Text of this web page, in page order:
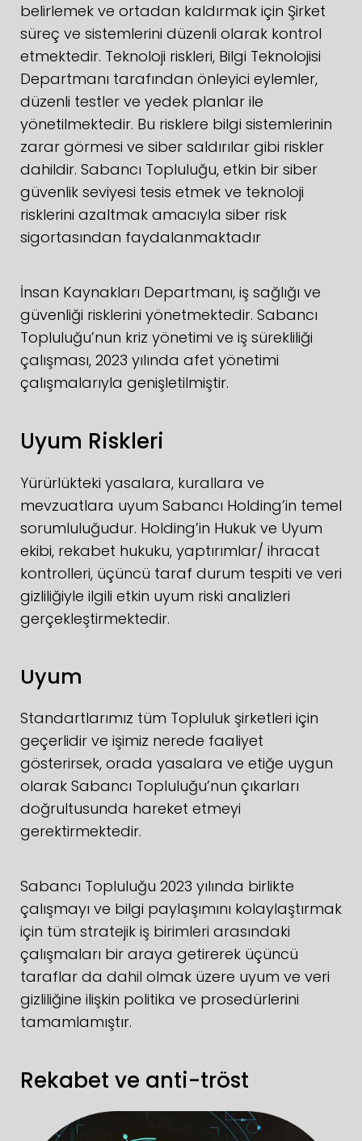
belirlemek ve ortadan kaldırmak için Şirket
süreç ve sistemlerini düzenli olarak kontrol
etmektedir. Teknoloji riskleri, Bilgi Teknolojisi
Departmanı tarafından önleyici eylemler,
düzenli testler ve yedek planlar ile
yönetilmektedir. Bu risklere bilgi sistemlerinin
zarar görmesi ve siber saldırılar gibi riskler
dahildir. Sabancı Topluluğu, etkin bir siber
güvenlik seviyesi tesis etmek ve teknoloji
risklerini azaltmak amacıyla siber risk
sigortasından faydalanmaktadır
İnsan Kaynakları Departmanı, iş sağlığı ve
güvenliği risklerini yönetmektedir. Sabancı
Topluluğu’nun kriz yönetimi ve iş sürekliliği
çalışması, 2023 yılında afet yönetimi
çalışmalarıyla genişletilmiştir.
Uyum Riskleri
Yürürlükteki yasalara, kurallara ve
mevzuatlara uyum Sabancı Holding’in temel
sorumluluğudur. Holding’in Hukuk ve Uyum
ekibi, rekabet hukuku, yaptırımlar/ ihracat
kontrolleri, üçüncü taraf durum tespiti ve veri
gizliliğiyle ilgili etkin uyum riski analizleri
gerçekleştirmektedir.
Uyum
Standartlarımız tüm Topluluk şirketleri için
geçerlidir ve işimiz nerede faaliyet
gösterirsek, orada yasalara ve etiğe uygun
olarak Sabancı Topluluğu’nun çıkarları
doğrultusunda hareket etmeyi
gerektirmektedir.
Sabancı Topluluğu 2023 yılında birlikte
çalışmayı ve bilgi paylaşımını kolaylaştırmak
için tüm stratejik iş birimleri arasındaki
çalışmaları bir araya getirerek üçüncü
taraflar da dahil olmak üzere uyum ve veri
gizliliğine ilişkin politika ve prosedürlerini
tamamlamıştır.
Rekabet ve anti-tröst